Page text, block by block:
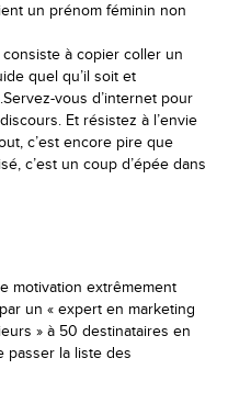
un prénom féminin non
à copier coller un
quel qu’il soit et
vous d’internet pour
Et résistez à l’envie
c’est encore pire que
c’est un coup d’épée dans
motivation extrêmement
un « expert en marketing
» à 50 destinataires en
passer la liste des